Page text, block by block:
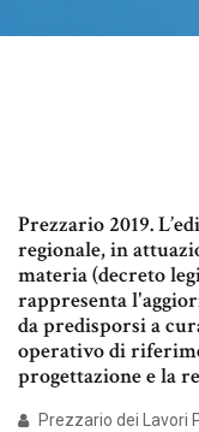
Prezzario 2019.
regionale, in
materia (decreto
rappresenta
da predisporsi a
operativo di
progettazione e la
Prezzario dei Lavori